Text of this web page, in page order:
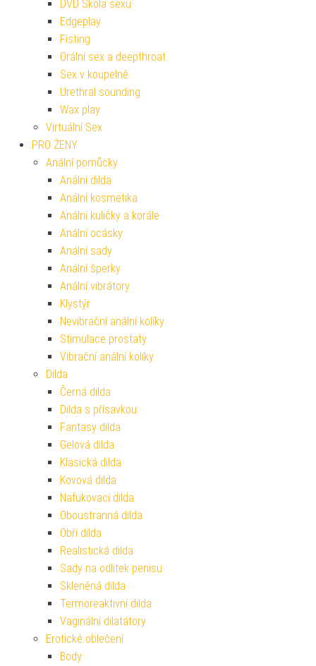
DVD Škola sexu
Edgeplay
Fisting
Orální sex a deepthroat
Sex v koupelně
Urethral sounding
Wax play
Virtuální Sex
PRO ŽENY
Anální pomůcky
Anální dilda
Anální kosmetika
Anální kuličky a korále
Anální ocásky
Anální sady
Anální šperky
Anální vibrátory
Klystýr
Nevibrační anální kolíky
Stimulace prostaty
Vibrační anální kolíky
Dilda
Černá dilda
Dilda s přísavkou
Fantasy dilda
Gelová dilda
Klasická dilda
Kovová dilda
Nafukovací dilda
Oboustranná dilda
Obří dilda
Realistická dilda
Sady na odlitek penisu
Skleněná dilda
Termoreaktivní dilda
Vaginální dilatátory
Erotické oblečení
Body